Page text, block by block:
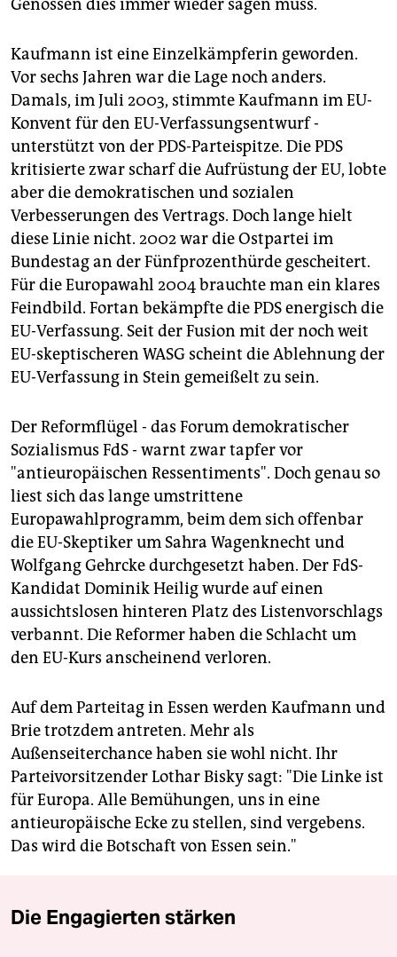
Genossen dies immer wieder sagen muss.
Kaufmann ist eine Einzelkämpferin geworden.
Vor sechs Jahren war die Lage noch anders.
Damals, im Juli 2003, stimmte Kaufmann im EU-
Konvent für den EU-Verfassungsentwurf -
unterstützt von der PDS-Parteispitze. Die PDS
kritisierte zwar scharf die Aufrüstung der EU, lobte
aber die demokratischen und sozialen
Verbesserungen des Vertrags. Doch lange hielt
diese Linie nicht. 2002 war die Ostpartei im
Bundestag an der Fünfprozenthürde gescheitert.
Für die Europawahl 2004 brauchte man ein klares
Feindbild. Fortan bekämpfte die PDS energisch die
EU-Verfassung. Seit der Fusion mit der noch weit
EU-skeptischeren WASG scheint die Ablehnung der
EU-Verfassung in Stein gemeißelt zu sein.
Der Reformflügel - das Forum demokratischer
Sozialismus FdS - warnt zwar tapfer vor
"antieuropäischen Ressentiments". Doch genau so
liest sich das lange umstrittene
Europawahlprogramm, beim dem sich offenbar
die EU-Skeptiker um Sahra Wagenknecht und
Wolfgang Gehrcke durchgesetzt haben. Der FdS-
Kandidat Dominik Heilig wurde auf einen
aussichtslosen hinteren Platz des Listenvorschlags
verbannt. Die Reformer haben die Schlacht um
den EU-Kurs anscheinend verloren.
Auf dem Parteitag in Essen werden Kaufmann und
Brie trotzdem antreten. Mehr als
Außenseiterchance haben sie wohl nicht. Ihr
Parteivorsitzender Lothar Bisky sagt: "Die Linke ist
für Europa. Alle Bemühungen, uns in eine
antieuropäische Ecke zu stellen, sind vergebens.
Das wird die Botschaft von Essen sein."
Die Engagierten stärken